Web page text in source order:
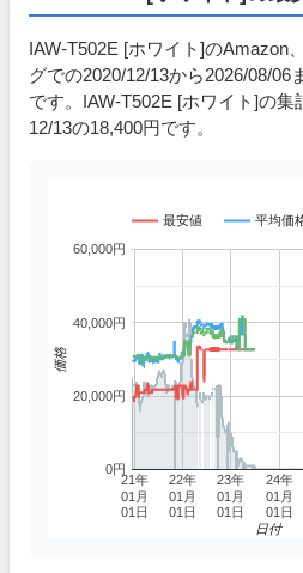
IAW-T502E [ホワイト]のAmazon
グでの2020/12/13から2026/08/06
です。IAW-T502E [ホワイト]の
12/13の18,400円です。
最安値 平均価
21年
01月
01日
22年
01月
01日
23年
01月
01日
24年
01月
01日
0円
20,000円
40,000円
60,000円
日付
価格